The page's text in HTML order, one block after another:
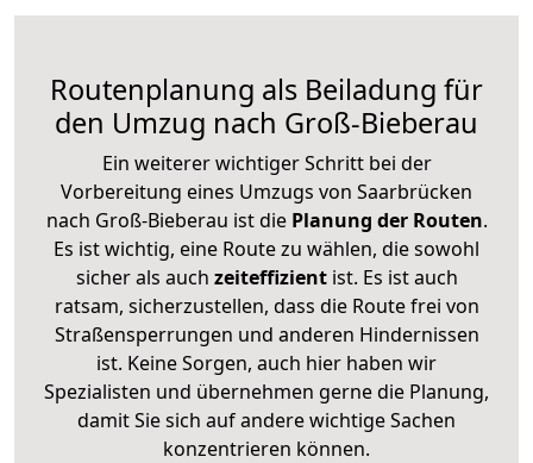
Routenplanung als Beiladung für
den Umzug nach Groß-Bieberau
Ein weiterer wichtiger Schritt bei der
Vorbereitung eines Umzugs von Saarbrücken
nach Groß-Bieberau ist diePlanung der Routen.
Es ist wichtig, eine Route zu wählen, die sowohl
sicher als auch zeiteffizientist. Es ist auch
ratsam, sicherzustellen, dass die Route frei von
Straßensperrungen und anderen Hindernissen
ist. Keine Sorgen, auch hier haben wir
Spezialisten und übernehmen gerne die Planung,
damit Sie sich auf andere wichtige Sachen
konzentrieren können.